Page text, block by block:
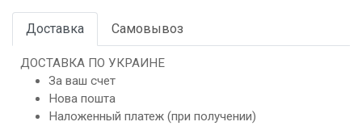
Доставка Самовывоз
ДОСТАВКА ПО УКРАИНЕ
За ваш счет
Нова пошта
Наложенный платеж (при получении)